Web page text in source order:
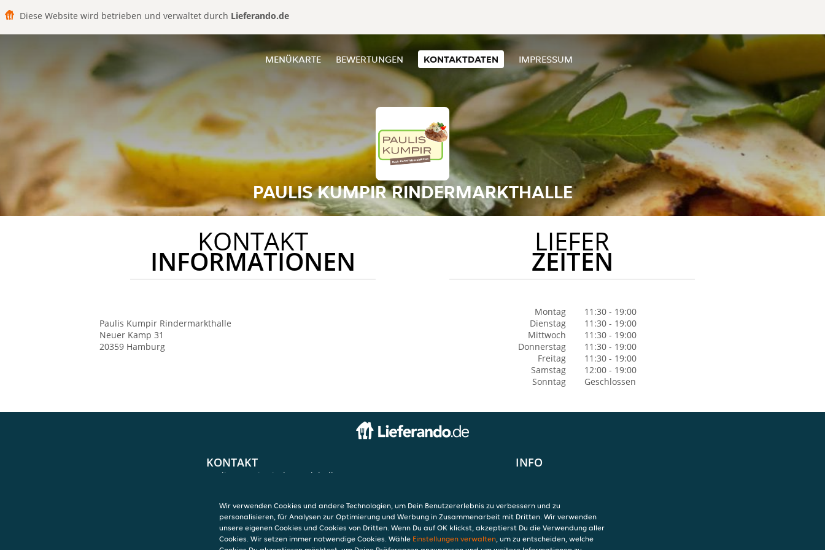
Diese Website wird betrieben und verwaltet durch Lieferando.de
MENÜKARTE BEWERTUNGEN KONTAKTDATEN IMPRESSUM
PAULIS KUMPIR RINDERMARKTHALLE
KONTAKT
INFORMATIONEN
Paulis Kumpir Rindermarkthalle
Neuer Kamp 31
20359 Hamburg
LIEFER
ZEITEN
Montag
11:30 - 19:00
Dienstag
11:30 - 19:00
Mittwoch
11:30 - 19:00
Donnerstag
11:30 - 19:00
Freitag
11:30 - 19:00
Samstag
12:00 - 19:00
Sonntag
Geschlossen
KONTAKT
Paulis Kumpir Rindermarkthalle
INFO
Impressum
Wir verwenden Cookies und andere Technologien, um Dein Benutzererlebnis zu verbessern und zu
personalisieren, für Analysen zur Optimierung und Werbung in Zusammenarbeit mit Dritten. Wir verwenden
unsere eigenen Cookies und Cookies von Dritten. Wenn Du auf OK klickst, akzeptierst Du die Verwendung aller
Cookies. Wir setzen immer notwendige Cookies. Wähle Einstellungen verwalten, um zu entscheiden, welche